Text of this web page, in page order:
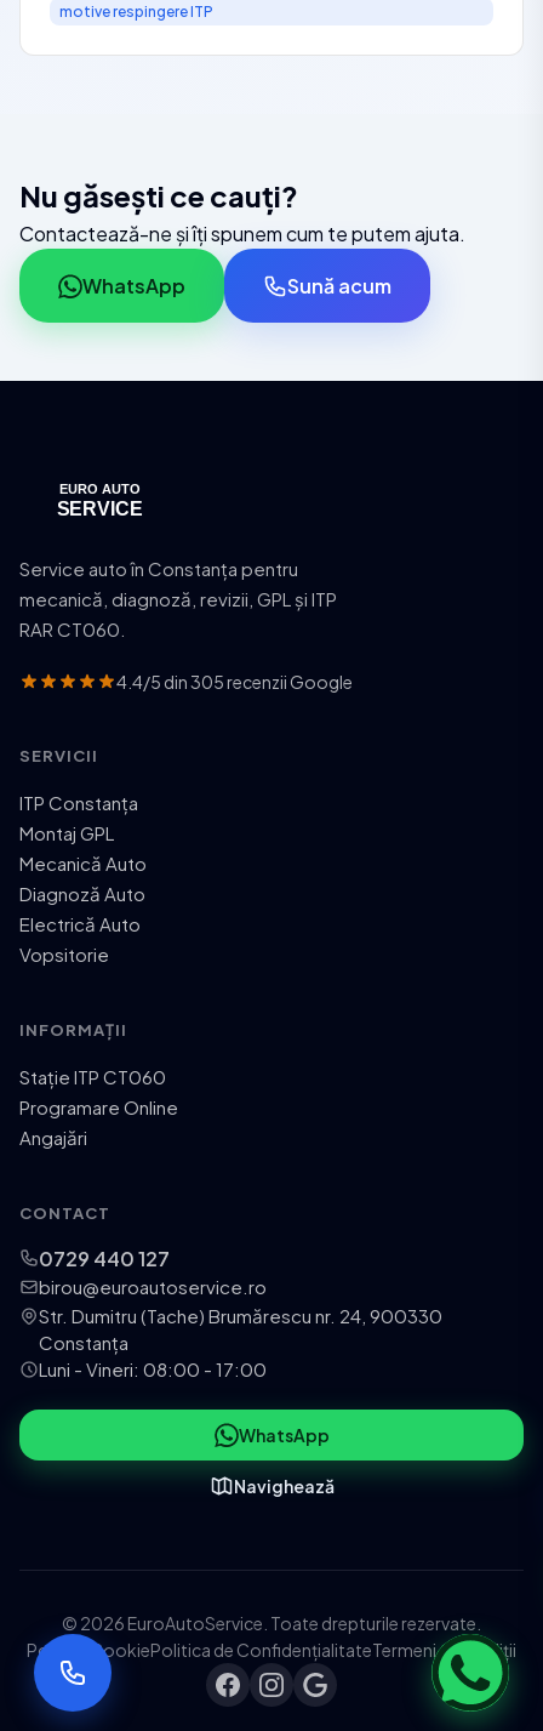
motive respingere ITP
Nu găsești ce cauți?
Contactează-ne și îți spunem cum te putem ajuta.
WhatsApp Sună acum
Service auto în Constanța pentru
mecanică, diagnoză, revizii, GPL și ITP
RAR CT060.
4.4/5 din 305 recenzii Google
SERVICII
ITP Constanța
Montaj GPL
Mecanică Auto
Diagnoză Auto
Electrică Auto
Vopsitorie
INFORMAȚII
Stație ITP CT060
Programare Online
Angajări
CONTACT
0729 440 127
birou@euroautoservice.ro
Str. Dumitru (Tache) Brumărescu nr. 24, 900330
Constanța
Luni - Vineri: 08:00 - 17:00
WhatsApp
Navighează
© 2026 EuroAutoService. Toate drepturile rezervate.
Politica CookiePolitica de ConfidențialitateTermeni și Condiții